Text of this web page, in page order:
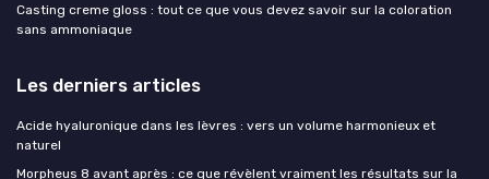
Casting creme gloss : tout ce que vous devez savoir sur la coloration
sans ammoniaque
Les derniers articles
Acide hyaluronique dans les lèvres : vers un volume harmonieux et
naturel
Morpheus 8 avant après : ce que révèlent vraiment les résultats sur la